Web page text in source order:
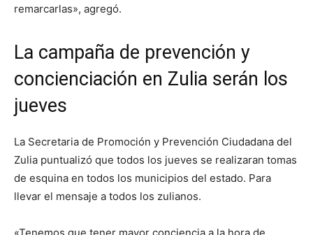
remarcarlas», agregó.
La campaña de prevención y
concienciación en Zulia serán los
jueves
La Secretaria de Promoción y Prevención Ciudadana del
Zulia puntualizó que todos los jueves se realizaran tomas
de esquina en todos los municipios del estado. Para
llevar el mensaje a todos los zulianos.